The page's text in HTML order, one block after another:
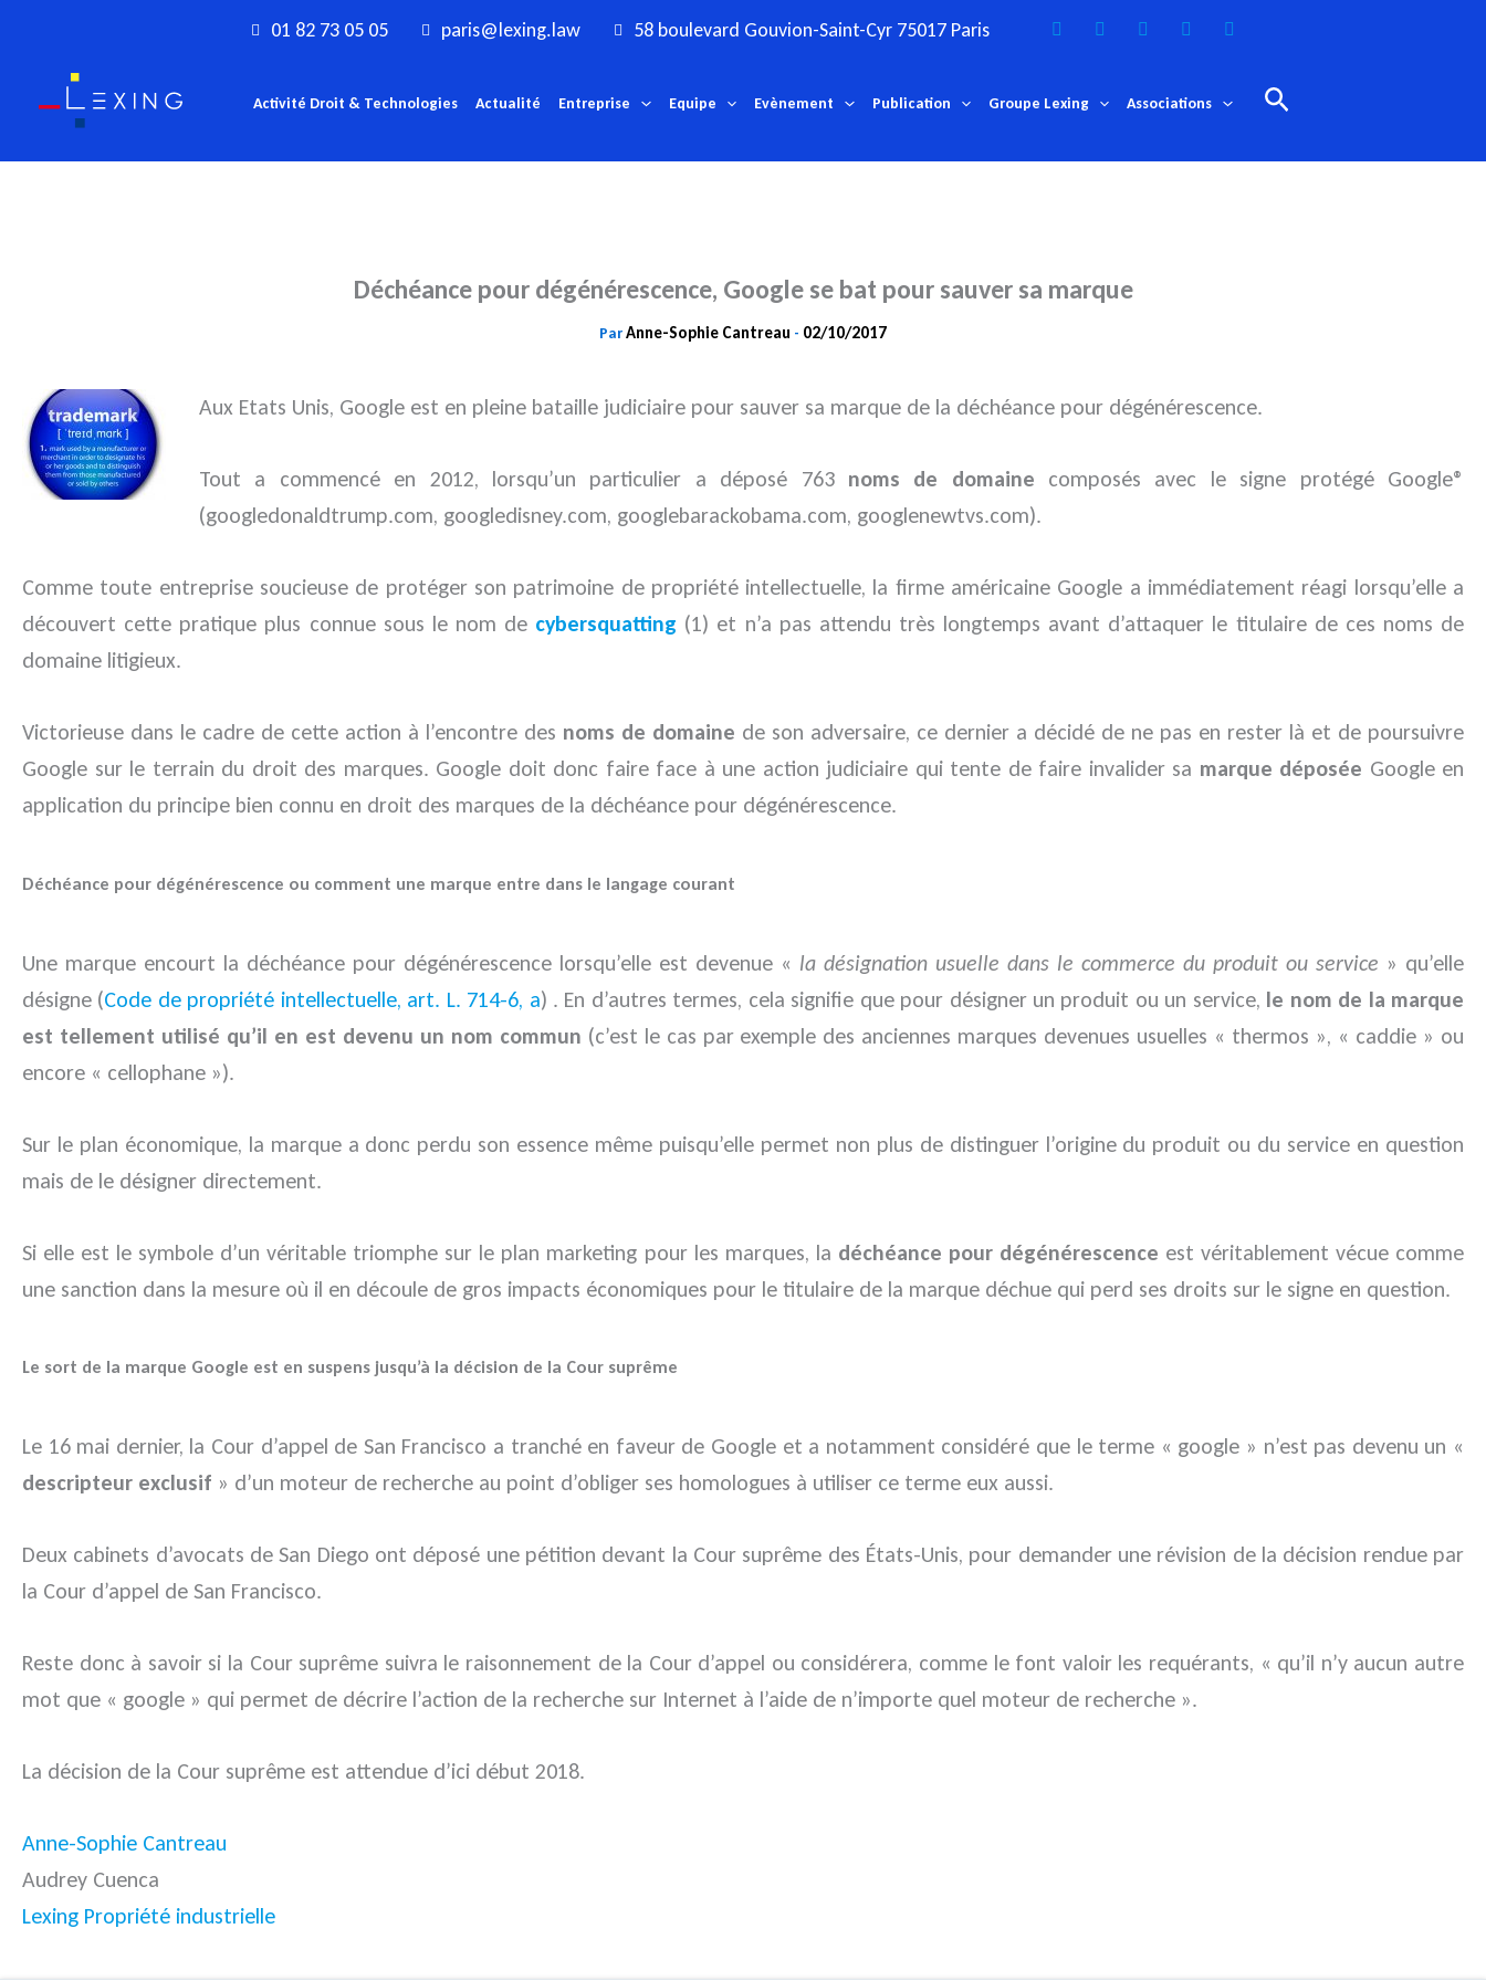
contenu
01 82 73 05 05 paris@lexing.law 58 boulevard Gouvion-Saint-Cyr 75017 Paris
Activité Droit & Technologies Actualité Entreprise Equipe Evènement Publication Groupe Lexing Associations Rechercher
Déchéance pour dégénérescence, Google se bat pour sauver sa marque
ParAnne-Sophie Cantreau - 02/10/2017
Aux Etats Unis, Google est en pleine bataille judiciaire pour sauver sa marque de la déchéance pour dégénérescence.
Tout a commencé en 2012, lorsqu’un particulier a déposé 763 noms de domaine composés avec le signe protégé Google®
(googledonaldtrump.com, googledisney.com, googlebarackobama.com, googlenewtvs.com).
Comme toute entreprise soucieuse de protéger son patrimoine de propriété intellectuelle, la firme américaine Google a immédiatement réagi lorsqu’elle a
découvert cette pratique plus connue sous le nom de cybersquatting (1) et n’a pas attendu très longtemps avant d’attaquer le titulaire de ces noms de
domaine litigieux.
Victorieuse dans le cadre de cette action à l’encontre des noms de domaine de son adversaire, ce dernier a décidé de ne pas en rester là et de poursuivre
Google sur le terrain du droit des marques. Google doit donc faire face à une action judiciaire qui tente de faire invalider sa marque déposée Google en
application du principe bien connu en droit des marques de la déchéance pour dégénérescence.
Déchéance pour dégénérescence ou comment une marque entre dans le langage courant
Une marque encourt la déchéance pour dégénérescence lorsqu’elle est devenue « la désignation usuelle dans le commerce du produit ou service » qu’elle
désigne (Code de propriété intellectuelle, art. L. 714-6, a) . En d’autres termes, cela signifie que pour désigner un produit ou un service, le nom de la marque
est tellement utilisé qu’il en est devenu un nom commun (c’est le cas par exemple des anciennes marques devenues usuelles « thermos », « caddie » ou
encore « cellophane »).
Sur le plan économique, la marque a donc perdu son essence même puisqu’elle permet non plus de distinguer l’origine du produit ou du service en question
mais de le désigner directement.
Si elle est le symbole d’un véritable triomphe sur le plan marketing pour les marques, la déchéance pour dégénérescence est véritablement vécue comme
une sanction dans la mesure où il en découle de gros impacts économiques pour le titulaire de la marque déchue qui perd ses droits sur le signe en question.
Le sort de la marque Google est en suspens jusqu’à la décision de la Cour suprême
Le 16 mai dernier, la Cour d’appel de San Francisco a tranché en faveur de Google et a notamment considéré que le terme « google » n’est pas devenu un «
descripteur exclusif » d’un moteur de recherche au point d’obliger ses homologues à utiliser ce terme eux aussi.
Deux cabinets d’avocats de San Diego ont déposé une pétition devant la Cour suprême des États-Unis, pour demander une révision de la décision rendue par
la Cour d’appel de San Francisco.
Reste donc à savoir si la Cour suprême suivra le raisonnement de la Cour d’appel ou considérera, comme le font valoir les requérants, « qu’il n’y aucun autre
mot que « google » qui permet de décrire l’action de la recherche sur Internet à l’aide de n’importe quel moteur de recherche ».
La décision de la Cour suprême est attendue d’ici début 2018.
Anne-Sophie Cantreau
Audrey Cuenca
Lexing Propriété industrielle